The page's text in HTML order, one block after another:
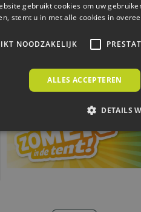
Vanaf
€322,74
Direct leverbaar
gebruikt cookies om uw
stemt u in met alle cookies in
NOODZAKELIJK
ALLES ACCEPTEREN
DETAILS